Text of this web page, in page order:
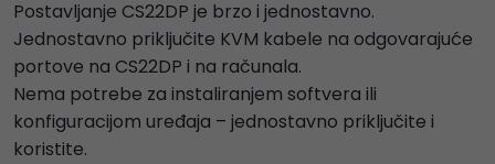
Postavljanje CS22DP je brzo i jednostavno.
Jednostavno priključite KVM kabele na odgovarajuće
portove na CS22DP i na računala.
Nema potrebe za instaliranjem softvera ili
konfiguracijom uređaja – jednostavno priključite i
koristite.